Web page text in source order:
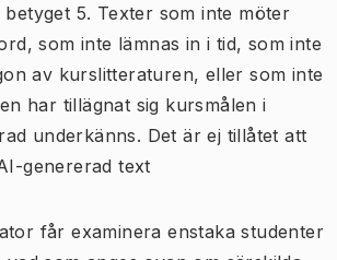
betyget 5. Texter som inte möter
som inte lämnas in i tid, som inte
av kurslitteraturen, eller som inte
har tillägnat sig kursmålen i
underkänns. Det är ej tillåtet att
genererad text
får examinera enstaka studenter